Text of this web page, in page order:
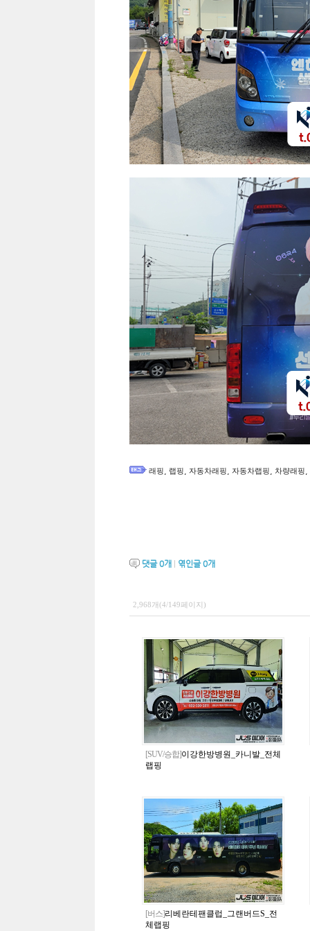
래핑 랩핑 자동차래핑 자동차랩핑 차량래핑
댓글0개 엮인글0개
2,968개(4/149페이지)
[SUV/승합]이강한방병원_카니발_전체
랩핑
[버스]리베란테팬클럽_그랜버드S_전
체랩핑